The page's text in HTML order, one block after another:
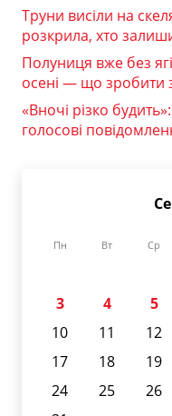
Труни висіли на
розкрила, хто
Полуниця вже без
осені — що зробити
«Вночі різко
голосові
Пн Вт Ср
3
4 5
10
11 12
17
18 19
24
25 26